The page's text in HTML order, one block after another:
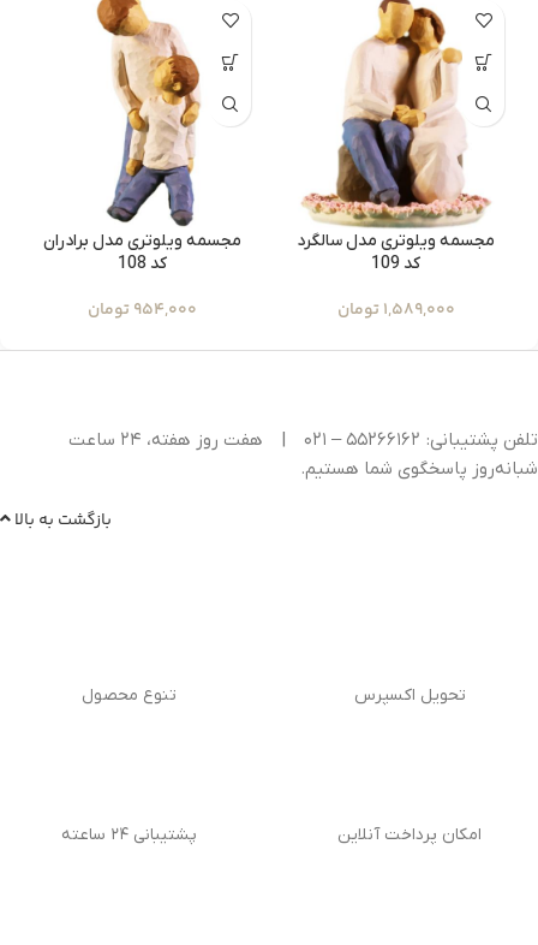
مجسمه ویلوتری مدل سالگرد
کد 109
1,589,000 تومان
مجسمه ویلوتری مدل برادران
کد 108
954,000تومان
تلفن پشتیبانی: ۵۵۲۶۶۱۶۲ – ۰۲۱ |
هفت روز هفته، ۲۴ ساعت
شبانه‌روز پاسخگوی شما هستیم.
بازگشت به بالا
تحویل اکسپرس تنوع محصول
امکان پرداخت آنلاین پشتیبانی ۲۴ ساعته